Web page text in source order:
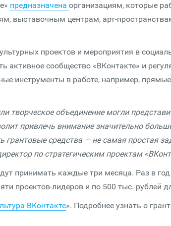
предназначена организациям, которые
выставочным центрам, арт-
проектов и мероприятия в
активное сообщество «ВКонтакте» и
инструменты в работе, например,
творческое объединение могли
привлечь внимание значительно
средства — не самая простая
по стратегическим проектам
принимать каждые три месяца. Раз в
проектов-лидеров и по 500 тыс. рублей
ВКонтакте». Подробнее узнать о